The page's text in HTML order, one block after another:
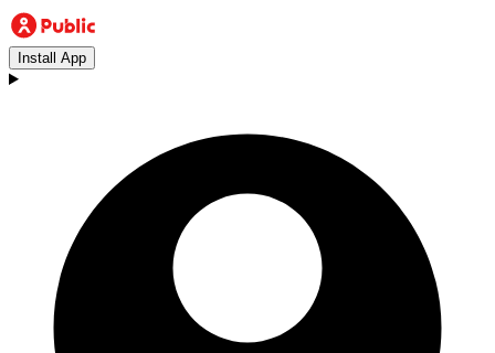
Install App